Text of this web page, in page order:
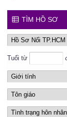
TÌM HỒ SƠ
Tuổi từ